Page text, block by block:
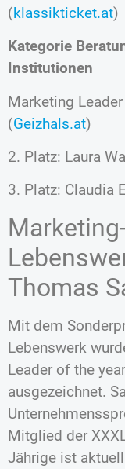
(klassikticket.at)
Kategorie
Institutionen
Marketing
(Geizhals.at)
2. Platz: Laura
3. Platz: Claudia
Thomas
Mit dem
Lebenswerk
Leader of the
ausgezeichnet.
Mitglied der
Jährige ist